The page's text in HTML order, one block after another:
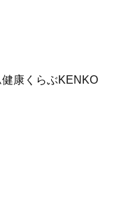
康くらぶKENKO